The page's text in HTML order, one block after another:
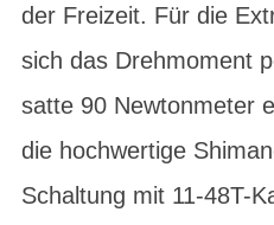
der Freizeit. Für die
sich das Drehmoment
satte 90 Newtonmeter
die hochwertige
Schaltung mit 11-48T-